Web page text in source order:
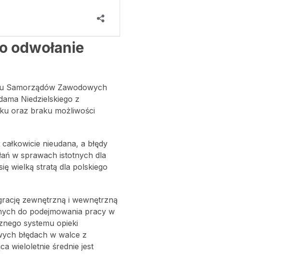
odwołanie
Samorządów Zawodowych
Niedzielskiego z
oraz braku możliwości
nieudana, a błędy
w sprawach istotnych dla
wielką stratą dla polskiego
zewnętrzną i wewnętrzną
do podejmowania pracy w
systemu opieki
błędach w walce z
wieloletnie średnie jest